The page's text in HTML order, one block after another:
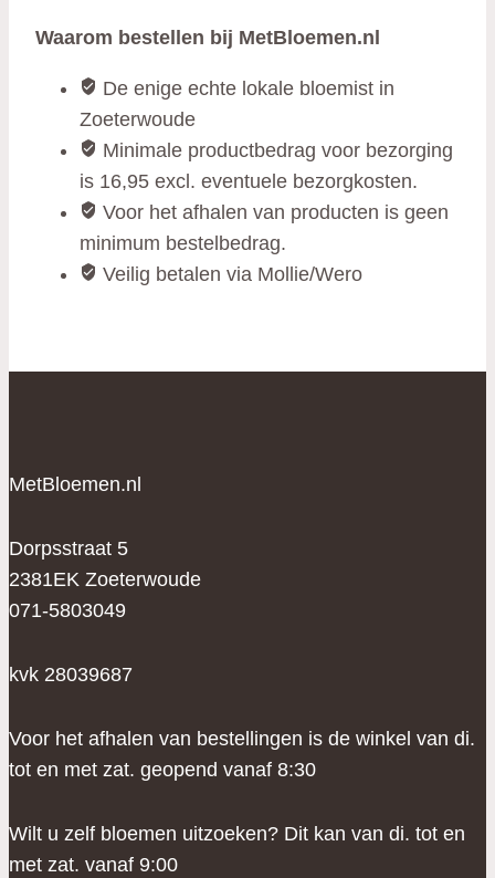
Waarom bestellen bij MetBloemen.nl
De enige echte lokale bloemist in
Zoeterwoude
Minimale productbedrag voor bezorging
is 16,95 excl. eventuele bezorgkosten.
Voor het afhalen van producten is geen
minimum bestelbedrag.
Veilig betalen via Mollie/Wero
MetBloemen.nl
Dorpsstraat 5
2381EK Zoeterwoude
071-5803049
kvk 28039687
Voor het afhalen van bestellingen is de winkel van di.
tot en met zat. geopend vanaf 8:30
Wilt u zelf bloemen uitzoeken? Dit kan van di. tot en
met zat. vanaf 9:00